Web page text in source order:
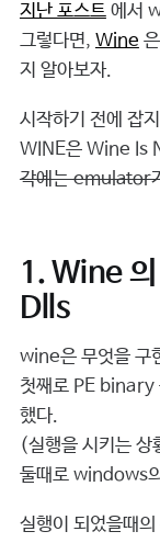
지난 포스트에서
그렇다면, Wine
지 알아보자.
시작하기 전에 잡
WINE은 Wine Is
각에는 emulator
1. Wine
Dlls
wine은 무엇을 구
첫째로 PE
했다.
(실행을 시키는 상
둘때로 windows
실행이 되었을때